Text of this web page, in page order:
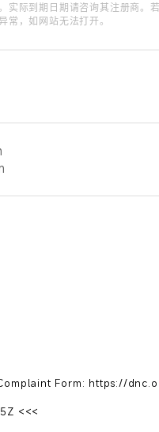
实际到期日期请咨询其注册商。
常，如网站无法打开。
Form: https://
<<<